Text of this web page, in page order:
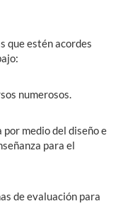
que estén acordes
numerosos.
medio del diseño e
para el
de evaluación para